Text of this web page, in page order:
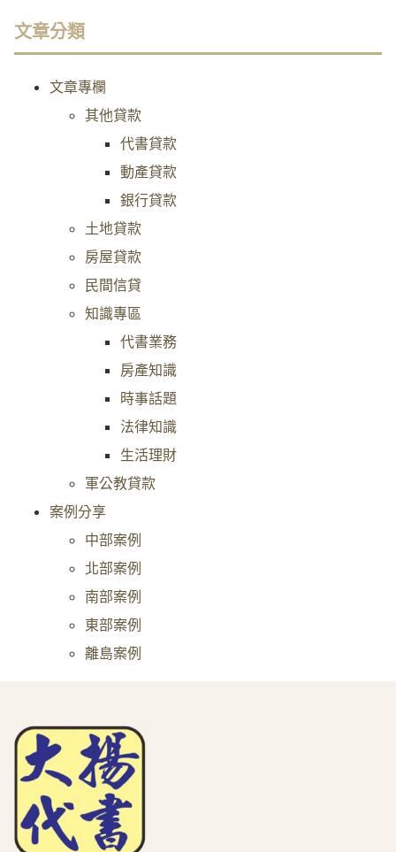
文章分類
文章專欄
其他貸款
代書貸款
動產貸款
銀行貸款
土地貸款
房屋貸款
民間信貸
知識專區
代書業務
房產知識
時事話題
法律知識
生活理財
軍公教貸款
案例分享
中部案例
北部案例
南部案例
東部案例
離島案例